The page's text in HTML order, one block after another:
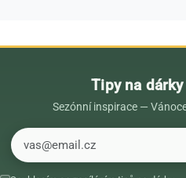
Tipy na
Sezónní inspirace —